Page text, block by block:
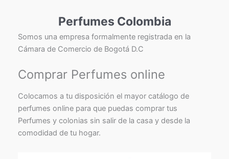
Perfumes Colombia
Somos una empresa formalmente registrada en la
Cámara de Comercio de Bogotá D.C
Comprar Perfumes online
Colocamos a tu disposición el mayor catálogo de
perfumes online para que puedas comprar tus
Perfumes y colonias sin salir de la casa y desde la
comodidad de tu hogar.